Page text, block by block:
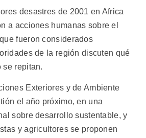
desastres de 2001 en Africa
a acciones humanas sobre el
fueron considerados
de la región discuten qué
se repitan.
Exteriores y de Ambiente
el año próximo, en una
sobre desarrollo sustentable, y
y agricultores se proponen